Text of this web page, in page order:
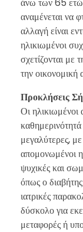
αναμένεται να
αλλαγή είναι
ηλικιωμένοι
σχετίζονται με
την οικονομική
Προκλήσεις
Οι ηλικιωμένοι
μεγαλύτερες,
απομονωμένοι
ψυχικές και
όπως ο
ιατρικές
δύσκολο για
μεταφορές ή